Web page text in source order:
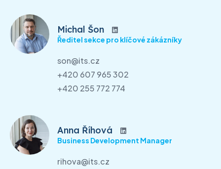
Michal Šon
Ředitel sekce pro klíčové zákázníky
son@its.cz
+420 607 965 302
+420 255 772 774
Anna Říhová
Business Development Manager
rihova@its.cz